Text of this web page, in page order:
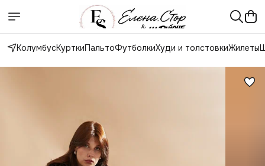
КолумбусКурткиПальтоФутболкиХуди и толстовкиЖилеты